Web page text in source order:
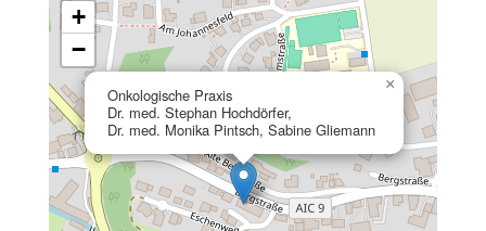
Onkologische Praxis
Dr. med. Stephan Hochdörfer,
Dr. med. Monika Pintsch, Sabine Gliemann
×
+
−